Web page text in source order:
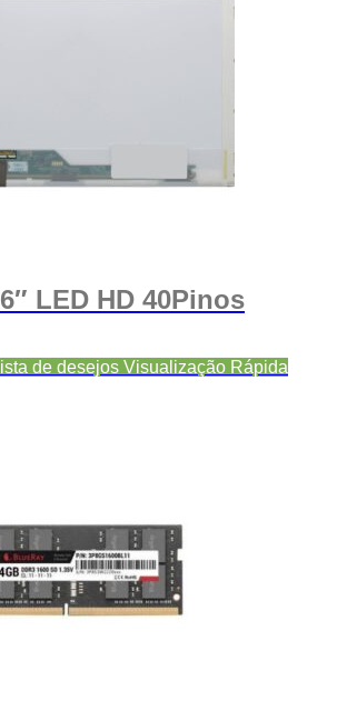
LED HD 40Pinos
de desejos Visualização Rápida